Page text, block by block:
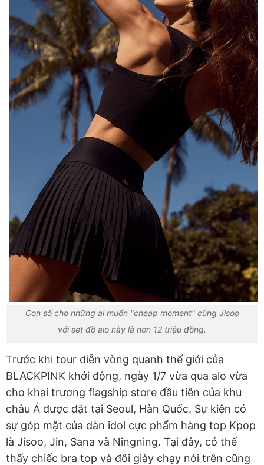
Con số cho những ai muốn "cheap moment" cùng Jisoo
với set đồ alo này là hơn 12 triệu đồng.
Trước khi tour diễn vòng quanh thế giới của
BLACKPINK khởi động, ngày 1/7 vừa qua alo vừa
cho khai trương flagship store đầu tiên của khu
châu Á được đặt tại Seoul, Hàn Quốc. Sự kiện có
sự góp mặt của dàn idol cực phẩm hàng top Kpop
là Jisoo, Jin, Sana và Ningning. Tại đây, có thể
thấy chiếc bra top và đôi giày chạy nói trên cũng